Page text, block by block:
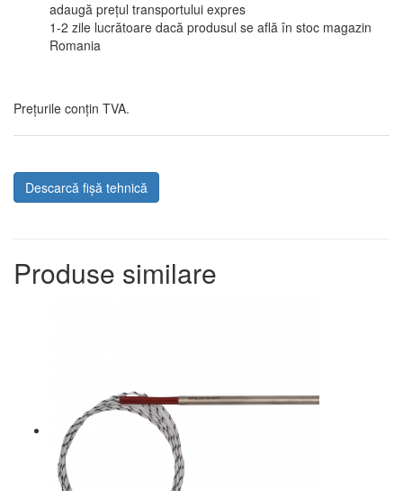
adaugă prețul transportului expres
1-2 zile lucrătoare dacă produsul se află în stoc magazin
Romania
Prețurile conțin TVA.
Descarcă fișă tehnică
Produse similare